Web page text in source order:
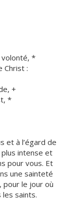
*
Christ :
+
*
et à l’égard de
intense et
pour vous. Et
une sainteté
pour le jour où
les saints.